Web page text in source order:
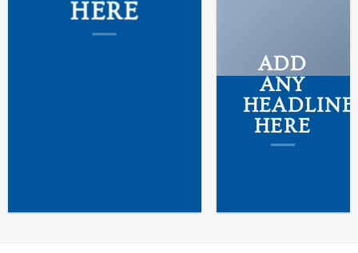
HERE
ADD
ANY
HEADLINE
HERE